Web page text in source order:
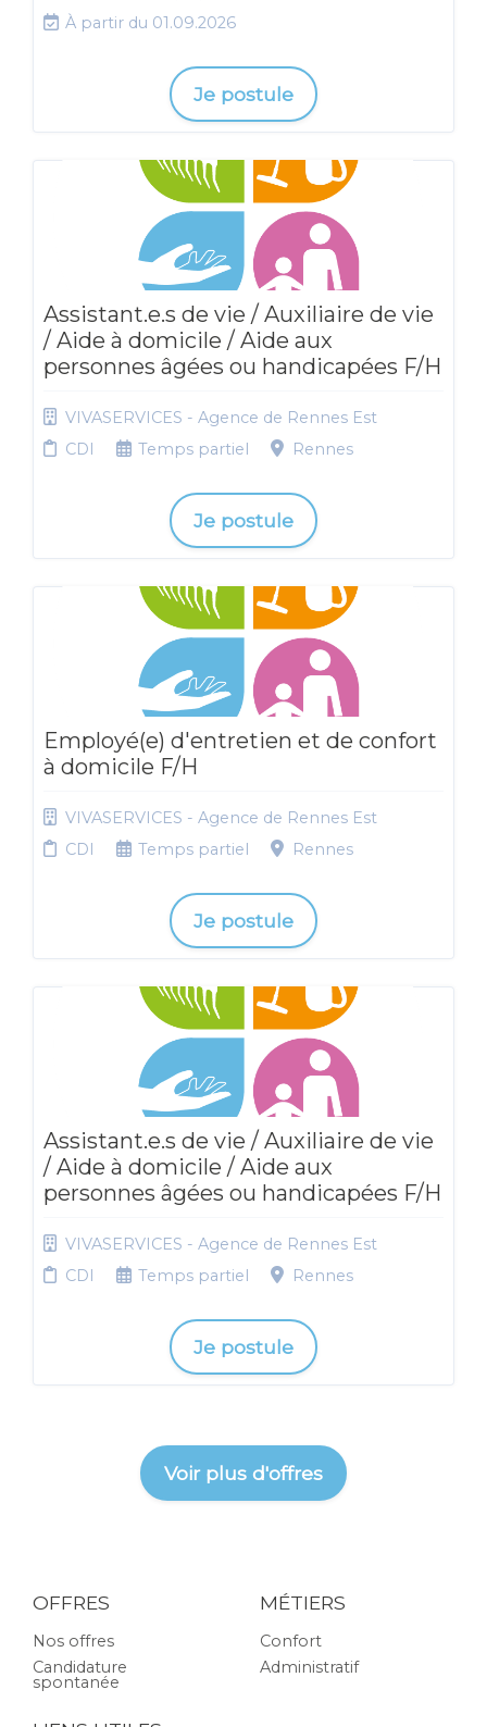
À partir du 01.09.2026
Je postule
Assistant.e.s de vie / Auxiliaire de vie
/ Aide à domicile / Aide aux
personnes âgées ou handicapées F/H
VIVASERVICES - Agence de Rennes Est
CDI
Temps partiel Rennes
Je postule
Employé(e) d'entretien et de confort
à domicile F/H
VIVASERVICES - Agence de Rennes Est
CDI
Temps partiel Rennes
Je postule
Assistant.e.s de vie / Auxiliaire de vie
/ Aide à domicile / Aide aux
personnes âgées ou handicapées F/H
VIVASERVICES - Agence de Rennes Est
CDI
Temps partiel Rennes
Je postule
Voir plus d'offres
OFFRES
Nos offres
Candidature
spontanée
MÉTIERS
Confort
Administratif